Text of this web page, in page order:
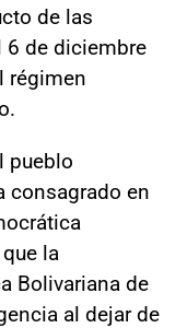
de las
6 de diciembre
régimen
pueblo
consagrado en
la
Bolivariana de
al dejar de